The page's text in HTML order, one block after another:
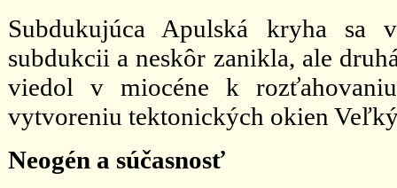
Subdukujúca Apulská kryha sa
subdukcii a neskôr zanikla, ale
viedol v miocéne k
vytvoreniu tektonických okien
Neogén a súčasnosť